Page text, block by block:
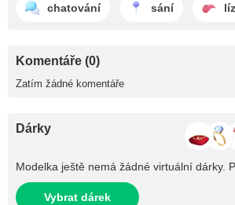
chatování sání
Komentáře (0)
Zatím žádné komentáře
Dárky
Modelka ještě nemá žádné virtuální dárky.
Vybrat dárek